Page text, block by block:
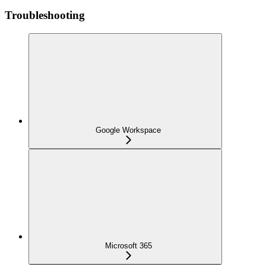
Troubleshooting
Google Workspace
Microsoft 365